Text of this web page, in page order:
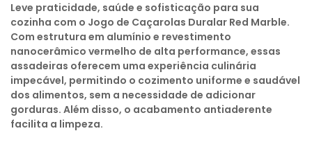
Leve praticidade, saúde e sofisticação para sua
cozinha com o Jogo de Caçarolas Duralar Red Marble.
Com estrutura em alumínio e revestimento
nanocerâmico vermelho de alta performance, essas
assadeiras oferecem uma experiência culinária
impecável, permitindo o cozimento uniforme e saudável
dos alimentos, sem a necessidade de adicionar
gorduras. Além disso, o acabamento antiaderente
facilita a limpeza.